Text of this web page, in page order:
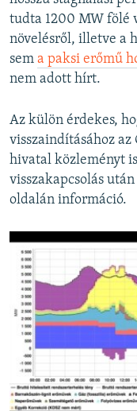
tudta 1200 MW fölé
növelésről, illetve a
sem a paksi erőmű
nem adott hírt.
Az külön érdekes,
visszaindításához
hivatal közleményt
visszakapcsolás
oldalán információ.